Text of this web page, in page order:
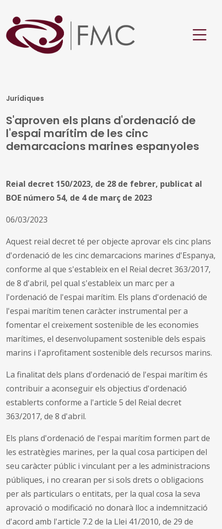
Jurídiques
S'aproven els plans d'ordenació de
l'espai marítim de les cinc
demarcacions marines espanyoles
Reial decret 150/2023, de 28 de febrer, publicat al
BOE número 54, de 4 de març de 2023
06/03/2023
Aquest reial decret té per objecte aprovar els cinc plans
d'ordenació de les cinc demarcacions marines d'Espanya,
conforme al que s'estableix en el Reial decret 363/2017,
de 8 d'abril, pel qual s'estableix un marc per a
l'ordenació de l'espai marítim. Els plans d'ordenació de
l'espai marítim tenen caràcter instrumental per a
fomentar el creixement sostenible de les economies
marítimes, el desenvolupament sostenible dels espais
marins i l'aprofitament sostenible dels recursos marins.
La finalitat dels plans d'ordenació de l'espai marítim és
contribuir a aconseguir els objectius d'ordenació
establerts conforme a l'article 5 del Reial decret
363/2017, de 8 d'abril.
Els plans d'ordenació de l'espai marítim formen part de
les estratègies marines, per la qual cosa participen del
seu caràcter públic i vinculant per a les administracions
públiques, i no crearan per si sols drets o obligacions
per als particulars o entitats, per la qual cosa la seva
aprovació o modificació no donarà lloc a indemnització
d'acord amb l'article 7.2 de la Llei 41/2010, de 29 de